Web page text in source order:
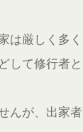
は厳しく多く
して修行者と
んが、出家者